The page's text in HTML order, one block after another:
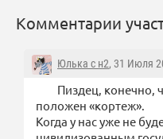
Комментарии
Юлька с н2, 31 Июля
Пиздец, конечно,
положен «кортеж».
Когда у нас уже не